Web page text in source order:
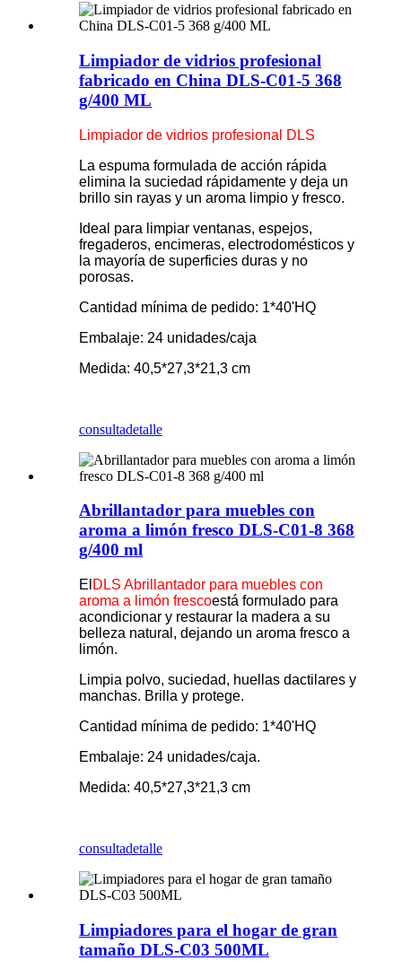
Limpiador de vidrios profesional
fabricado en China DLS-C01-5 368
g/400 ML
Limpiador de vidrios profesional DLS
La espuma formulada de acción rápida
elimina la suciedad rápidamente y deja un
brillo sin rayas y un aroma limpio y fresco.
Ideal para limpiar ventanas, espejos,
fregaderos, encimeras, electrodomésticos y
la mayoría de superficies duras y no
porosas.
Cantidad mínima de pedido: 1*40'HQ
Embalaje: 24 unidades/caja
Medida: 40,5*27,3*21,3 cm
consultadetalle
Abrillantador para muebles con
aroma a limón fresco DLS-C01-8 368
g/400 ml
El DLS Abrillantador para muebles con
aroma a limón frescoestá formulado para
acondicionar y restaurar la madera a su
belleza natural, dejando un aroma fresco a
limón.
Limpia polvo, suciedad, huellas dactilares y
manchas. Brilla y protege.
Cantidad mínima de pedido: 1*40'HQ
Embalaje: 24 unidades/caja.
Medida: 40,5*27,3*21,3 cm
consultadetalle
Limpiadores para el hogar de gran
tamaño DLS-C03 500ML